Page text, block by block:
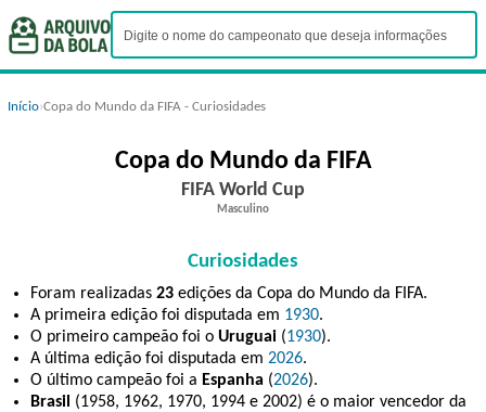
Início›Copa do Mundo da FIFA - Curiosidades
Copa do Mundo da FIFA
FIFA World Cup
Masculino
Curiosidades
Foram realizadas 23 edições da Copa do Mundo da FIFA.
A primeira edição foi disputada em 1930.
O primeiro campeão foi o Uruguai (1930).
A última edição foi disputada em 2026.
O último campeão foi a Espanha (2026).
Brasil (1958, 1962, 1970, 1994 e 2002) é o maior vencedor da